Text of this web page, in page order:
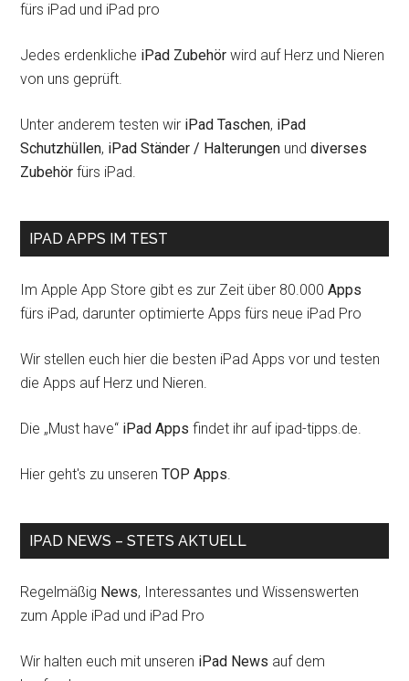
fürs iPad und iPad pro
Jedes erdenkliche iPad Zubehör wird auf Herz und Nieren
von uns geprüft.
Unter anderem testen wir iPad Taschen, iPad
Schutzhüllen, iPad Ständer / Halterungen unddiverses
Zubehör fürs iPad.
IPAD APPS IM TEST
Im Apple App Store gibt es zur Zeit über 80.000Apps
fürs iPad, darunter optimierte Apps fürs neue iPad Pro
Wir stellen euch hier die besten iPad Apps vor und testen
die Apps auf Herz und Nieren.
Die „Must have“ iPad Apps findet ihr auf ipad-tipps.de.
Hier geht's zu unserenTOP Apps.
IPAD NEWS – STETS AKTUELL
Regelmäßig News, Interessantes und Wissenswerten
zum Apple iPad und iPad Pro
Wir halten euch mit unseren iPad News auf dem